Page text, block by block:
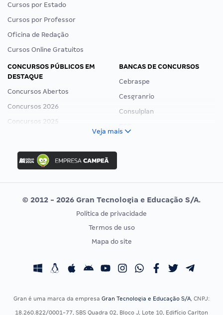
Cursos por Estado
Cursos por Professor
Oficina de Redação
Cursos Online Gratuitos
CONCURSOS PÚBLICOS EM
DESTAQUE
Concursos Abertos
Concursos 2026
Concursos 2025
Concurso Ibama
Concurso MPU
Editais publicados
BANCAS DE CONCURSOS
Cebraspe
Cesgranrio
Consulplan
Vunesp
CONCURSOS POR PROFISSÃO
Concursos Fiscais
EXAME DE ORDEM
Calendário OAB
Veja mais
© 2012 - 2026 Gran Tecnologia e Educação S/A.
Política de privacidade
Termos de uso
Mapa do site
Gran é uma marca da empresa Gran Tecnologia e Educação S/A, CNPJ:
18.260.822/0001-77, SBS Quadra 02, Bloco J, Lote 10, Edifício Carlton